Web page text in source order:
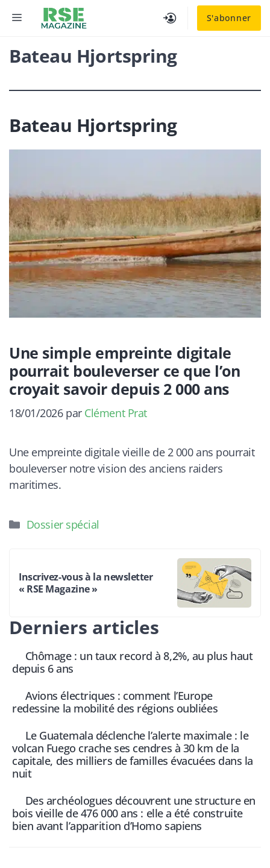
S'abonner
MENU
Bateau Hjortspring
Bateau Hjortspring
Une simple empreinte digitale
pourrait bouleverser ce que l’on
croyait savoir depuis 2 000 ans
18/01/2026 par Clément Prat
Une empreinte digitale vieille de 2 000 ans pourrait
bouleverser notre vision des anciens raiders
maritimes.
Catégories
Dossier spécial
Inscrivez-vous à la newsletter
« RSE Magazine »
Derniers articles
Chômage : un taux record à 8,2%, au plus haut
depuis 6 ans
Avions électriques : comment l’Europe
redessine la mobilité des régions oubliées
Le Guatemala déclenche l’alerte maximale : le
volcan Fuego crache ses cendres à 30 km de la
capitale, des milliers de familles évacuées dans la
nuit
Des archéologues découvrent une structure en
bois vieille de 476 000 ans : elle a été construite
bien avant l’apparition d’Homo sapiens